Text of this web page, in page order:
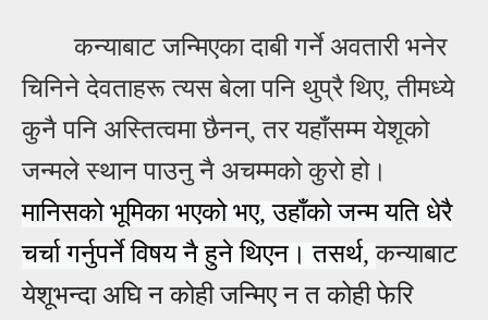
कन्याबाट जन्मिएका दाबी गर्ने अवतारीभनेर
चिनिने देवताहरूत्यस बेला पनि थुप्रै थिए, तीमध्ये
कुनै पनि अस्तित्वमा छैनन्, तर यहाँसम्म येशूको
जन्मले स्थान पाउनु नै अचम्मको कुरो हो।
मानिसको भूमिका भएको भए, उहाँको जन्म यति धेरै
चर्चा गर्नुपर्ने विषय नै हुने थिएन। तसर्थ,कन्याबाट
येशूभन्दा अघि नकोही जन्मिए न त कोही फेरि